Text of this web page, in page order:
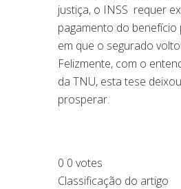
justiça, o INSS requer
pagamento do
em que o segurado
Felizmente, com o
da TNU, esta tese
prosperar.
0 0 votes
Classificação do artigo